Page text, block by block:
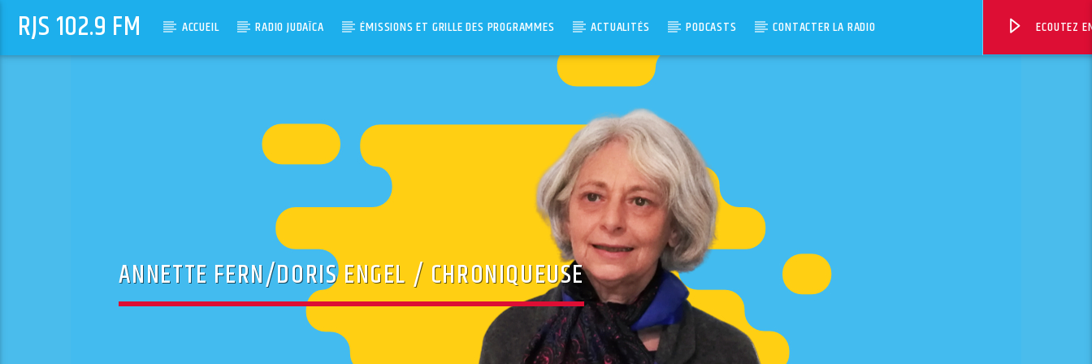
RJS 102.9 FM ACCUEIL RADIO JUDAÏCA ÉMISSIONS ET GRILLE DES PROGRAMMES ACTUALITÉS PODCASTS CONTACTER LA RADIO ECOUTEZ
ANNETTE FERN/DORIS ENGEL / CHRONIQUEUSE